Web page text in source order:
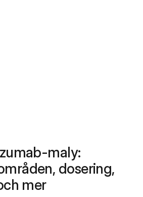
maly:
dosering,
mer